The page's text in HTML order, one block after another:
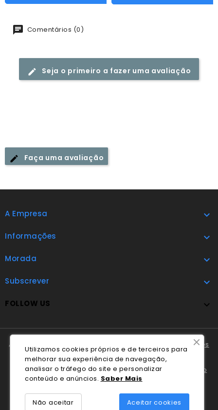
Comentários (0)
Seja o primeiro a fazer uma avaliação
Faça uma avaliação
A Empresa 
Informações 
Morada 
Subscrever 
FOLLOW US 
A Cláudio Marques tem disponível o
Livro de Reclamações
Online.
Em caso de litígio o consumidor pode recorrer ao
Centro
Nacional de Informação e Arbitragem de Conflitos de
Consumo de Coimbra.
Utilizamos cookies próprios e de terceiros para
melhorar sua experiência de navegação,
analisar o tráfego do site e personalizar
conteúdo e anúncios. Saber Mais
Aceitar cookies
Não aceitar